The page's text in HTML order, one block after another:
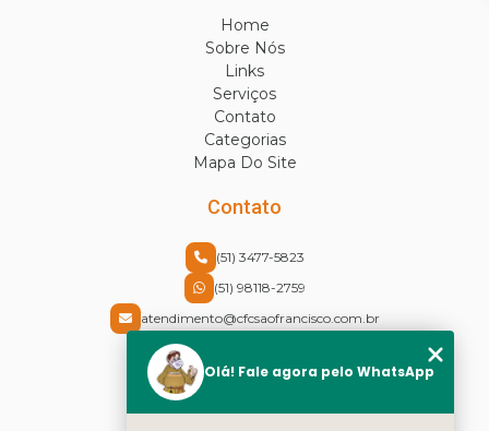
Home
Sobre Nós
Links
Serviços
Contato
Categorias
Mapa Do Site
Contato
(51) 3477-5823
(51) 98118-2759
atendimento@cfcsaofrancisco.com.br
Rua Cel Vicente, 30 - Centro
Canoas - RS - CEP: 92310-430
Olá! Fale agora pelo WhatsApp